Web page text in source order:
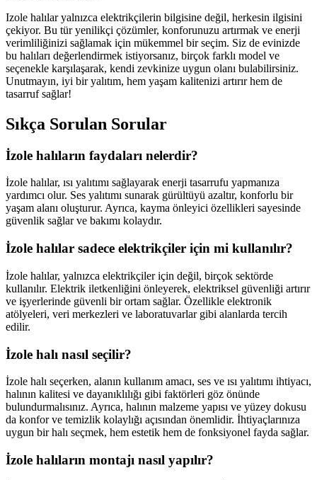
Izole halılar yalnızca elektrikçilerin bilgisine değil, herkesin ilgisini
çekiyor. Bu tür yenilikçi çözümler, konforunuzu artırmak ve enerji
verimliliğinizi sağlamak için mükemmel bir seçim. Siz de evinizde
bu halıları değerlendirmek istiyorsanız, birçok farklı model ve
seçenekle karşılaşarak, kendi zevkinize uygun olanı bulabilirsiniz.
Unutmayın, iyi bir yalıtım, hem yaşam kalitenizi artırır hem de
tasarruf sağlar!
Sıkça Sorulan Sorular
İzole halıların faydaları nelerdir?
İzole halılar, ısı yalıtımı sağlayarak enerji tasarrufu yapmanıza
yardımcı olur. Ses yalıtımı sunarak gürültüyü azaltır, konforlu bir
yaşam alanı oluşturur. Ayrıca, kayma önleyici özellikleri sayesinde
güvenlik sağlar ve bakımı kolaydır.
İzole halılar sadece elektrikçiler için mi kullanılır?
İzole halılar, yalnızca elektrikçiler için değil, birçok sektörde
kullanılır. Elektrik iletkenliğini önleyerek, elektriksel güvenliği artırır
ve işyerlerinde güvenli bir ortam sağlar. Özellikle elektronik
atölyeleri, veri merkezleri ve laboratuvarlar gibi alanlarda tercih
edilir.
İzole halı nasıl seçilir?
İzole halı seçerken, alanın kullanım amacı, ses ve ısı yalıtımı ihtiyacı,
halının kalitesi ve dayanıklılığı gibi faktörleri göz önünde
bulundurmalısınız. Ayrıca, halının malzeme yapısı ve yüzey dokusu
da konfor ve temizlik kolaylığı açısından önemlidir. İhtiyaçlarınıza
uygun bir halı seçmek, hem estetik hem de fonksiyonel fayda sağlar.
İzole halıların montajı nasıl yapılır?